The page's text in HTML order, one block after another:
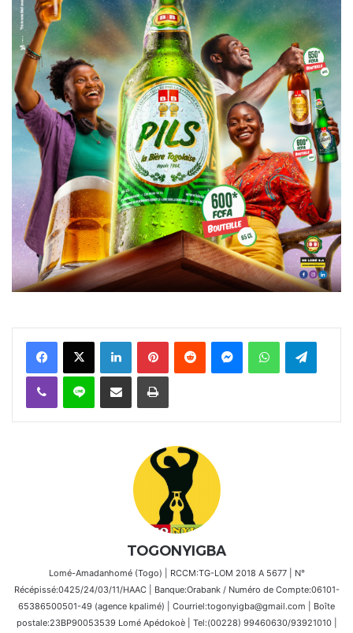
FacebookX Linkedin PinterestReddit MessengerWhatsAppTelegram
Viber Ligne Partager par email Imprimer
TOGONYIGBA
Lomé-Amadanhomé (Togo) | RCCM:TG-LOM 2018 A 5677 | N°
Récépissé:0425/24/03/11/HAAC | Banque:Orabank / Numéro de Compte:06101-
65386500501-49 (agence kpalimé) | Courriel:togonyigba@gmail.com | Boîte
postale:23BP90053539 Lomé Apédokoè | Tel:(00228) 99460630/93921010 |